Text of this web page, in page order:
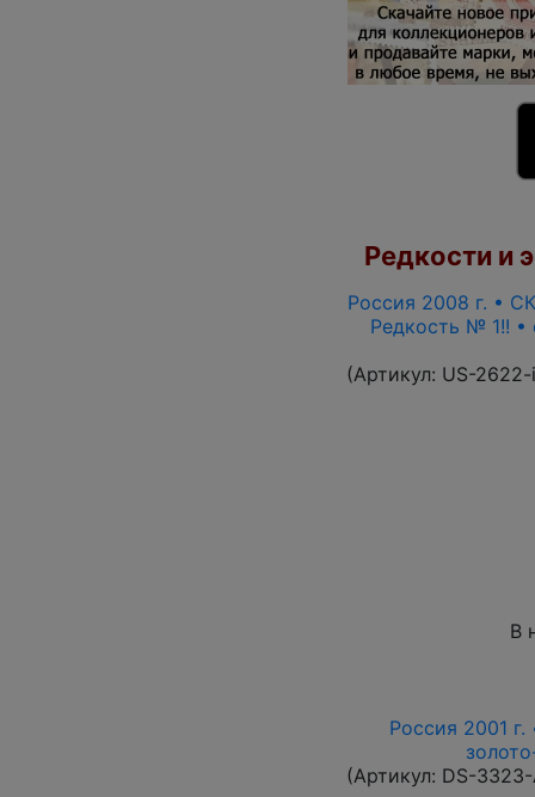
Редкости и
Россия 2008 г. •
Редкость № 1!! •
(Артикул: US-
В
Россия 2001
(Артикул: DS-